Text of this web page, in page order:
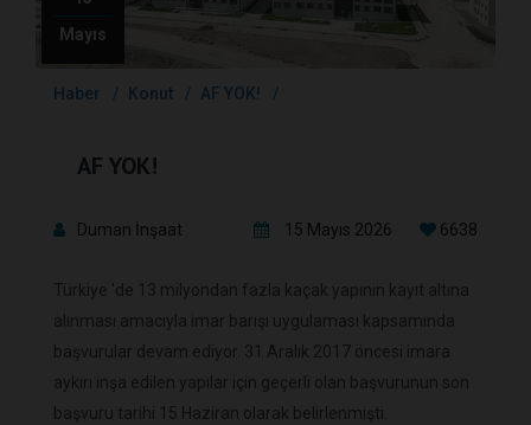
Mayıs
Haber Konut AF YOK!
AF YOK!
Duman İnşaat 15 Mayıs 2026 6638
Türkiye 'de 13 milyondan fazla kaçak yapının kayıt altına
alınması amacıyla imar barışı uygulaması kapsamında
başvurular devam ediyor. 31 Aralık 2017 öncesi imara
aykırı inşa edilen yapılar için geçerli olan başvurunun son
başvuru tarihi 15 Haziran olarak belirlenmişti.